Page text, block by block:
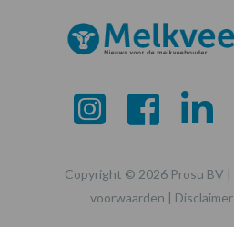
Copyright © 2026 Prosu BV |
voorwaarden
Disclaimer